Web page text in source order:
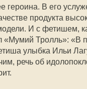
героина. В его
продукта
И с фетишем,
«Мумий Тролль»: «В
улыбка Ильи
речь об